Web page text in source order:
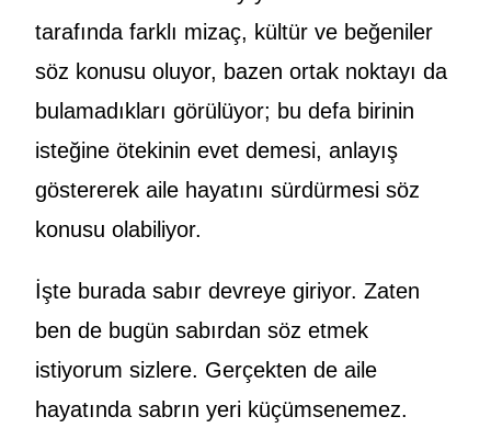
tarafında farklı mizaç, kültür ve beğeniler
söz konusu oluyor, bazen ortak noktayı da
bulamadıkları görülüyor; bu defa birinin
isteğine ötekinin evet demesi, anlayış
göstererek aile hayatını sürdürmesi söz
konusu olabiliyor.
İşte burada sabır devreye giriyor. Zaten
ben de bugün sabırdan söz etmek
istiyorum sizlere. Gerçekten de aile
hayatında sabrın yeri küçümsenemez.